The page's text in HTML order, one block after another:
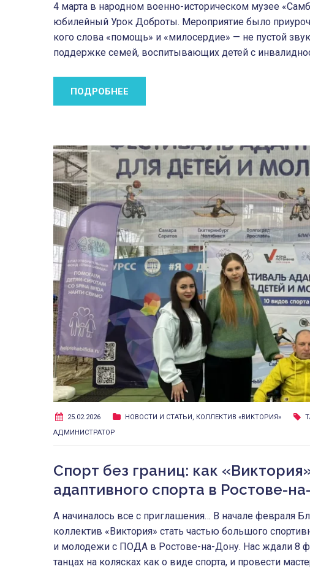
4 марта в народном военно-историческом музее
юбилейный Урок Доброты. Мероприятие было
кого слова «помощь» и «милосердие» — не пустой
поддержке семей, воспитывающих детей с
ПОДРОБНЕЕ
25.02.2026 НОВОСТИ И СТАТЬИ , КОЛЛЕКТИВ «ВИКТОРИЯ»
АДМИНИСТРАТОР
Спорт без границ: как
адаптивного спорта в Ростове-
А начиналось все с приглашения… В начале февраля
коллектив «Виктория» стать частью большого
и молодежи с ПОДА в Ростове-на-Дону. Нас ждали 8
танцах на колясках как о виде спорта, и провести